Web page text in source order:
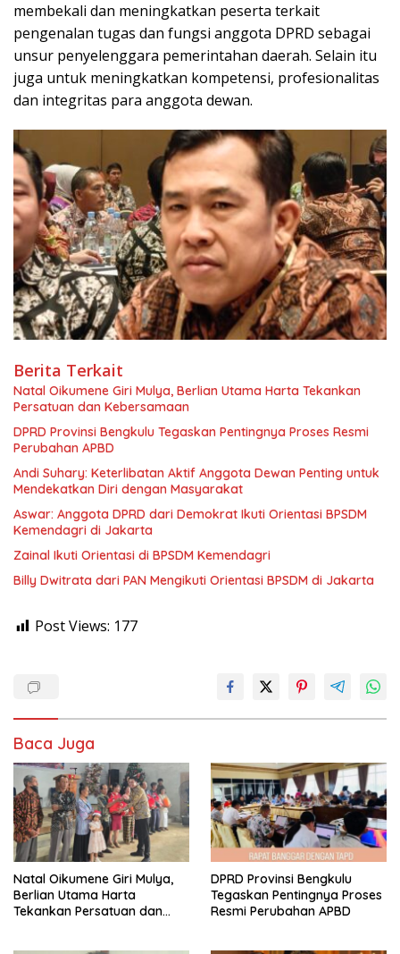
membekali dan meningkatkan peserta terkait
pengenalan tugas dan fungsi anggota DPRD sebagai
unsur penyelenggara pemerintahan daerah. Selain itu
juga untuk meningkatkan kompetensi, profesionalitas
dan integritas para anggota dewan.
Berita Terkait
‎Natal Oikumene Giri Mulya, Berlian Utama Harta Tekankan
Persatuan dan Kebersamaan
DPRD Provinsi Bengkulu Tegaskan Pentingnya Proses Resmi
Perubahan APBD
Andi Suhary: Keterlibatan Aktif Anggota Dewan Penting untuk
Mendekatkan Diri dengan Masyarakat
Aswar: Anggota DPRD dari Demokrat Ikuti Orientasi BPSDM
Kemendagri di Jakarta
Zainal Ikuti Orientasi di BPSDM Kemendagri
Billy Dwitrata dari PAN Mengikuti Orientasi BPSDM di Jakarta
Post Views: 177
Baca Juga
‎Natal Oikumene Giri Mulya,
Berlian Utama Harta
Tekankan Persatuan dan
DPRD Provinsi Bengkulu
Tegaskan Pentingnya Proses
Resmi Perubahan APBD